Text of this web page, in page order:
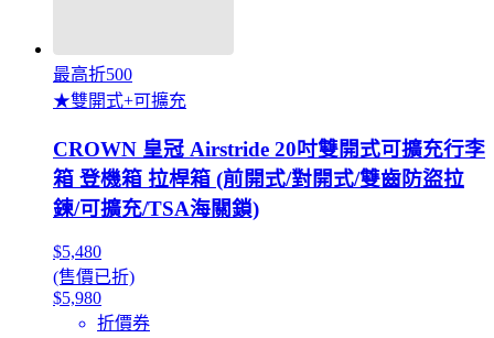
最高折500
★雙開式+可擴充
CROWN 皇冠 Airstride 20吋雙開式可擴充行李
箱 登機箱 拉桿箱 (前開式/對開式/雙齒防盜拉
鍊/可擴充/TSA海關鎖)
$5,480
(售價已折)
$5,980
折價券